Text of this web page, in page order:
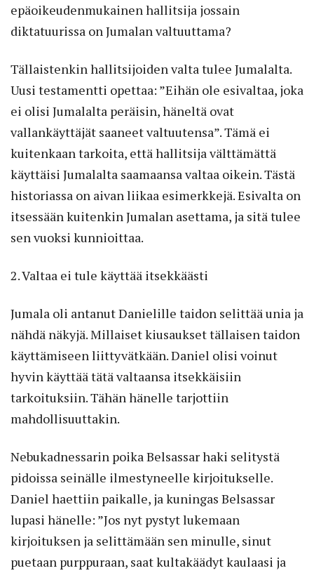
epäoikeudenmukainen hallitsija jossain
diktatuurissa on Jumalan valtuuttama?
Tällaistenkin hallitsijoiden valta tulee Jumalalta.
Uusi testamentti opettaa: ”Eihän ole esivaltaa, joka
ei olisi Jumalalta peräisin, häneltä ovat
vallankäyttäjät saaneet valtuutensa”. Tämä ei
kuitenkaan tarkoita, että hallitsija välttämättä
käyttäisi Jumalalta saamaansa valtaa oikein. Tästä
historiassa on aivan liikaa esimerkkejä. Esivalta on
itsessään kuitenkin Jumalan asettama, ja sitä tulee
sen vuoksi kunnioittaa.
2. Valtaa ei tule käyttää itsekkäästi
Jumala oli antanut Danielille taidon selittää unia ja
nähdä näkyjä. Millaiset kiusaukset tällaisen taidon
käyttämiseen liittyvätkään. Daniel olisi voinut
hyvin käyttää tätä valtaansa itsekkäisiin
tarkoituksiin. Tähän hänelle tarjottiin
mahdollisuuttakin.
Nebukadnessarin poika Belsassar haki selitystä
pidoissa seinälle ilmestyneelle kirjoitukselle.
Daniel haettiin paikalle, ja kuningas Belsassar
lupasi hänelle: ”Jos nyt pystyt lukemaan
kirjoituksen ja selittämään sen minulle, sinut
puetaan purppuraan, saat kultakäädyt kaulaasi ja